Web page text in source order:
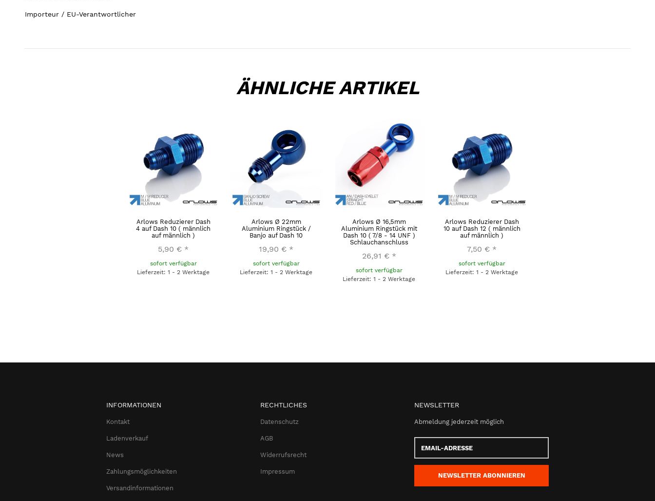
Importeur / EU-Verantwortlicher
ÄHNLICHE ARTIKEL
Arlows Reduzierer Dash
4 auf Dash 10 ( männlich
auf männlich )
5,90 € *
sofort verfügbar
Lieferzeit: 1 - 2 Werktage
Arlows Ø 22mm
Aluminium Ringstück /
Banjo auf Dash 10
19,90 € *
sofort verfügbar
Lieferzeit: 1 - 2 Werktage
Arlows Ø 16,5mm
Aluminium Ringstück mit
Dash 10 ( 7/8 - 14 UNF )
Schlauchanschluss
26,91 € *
sofort verfügbar
Lieferzeit: 1 - 2 Werktage
Arlows Reduzierer Dash
10 auf Dash 12 ( männlich
auf männlich )
7,50 € *
sofort verfügbar
Lieferzeit: 1 - 2 Werktage
INFORMATIONEN
Kontakt
Ladenverkauf
News
Zahlungsmöglichkeiten
Versandinformationen
RECHTLICHES
Datenschutz
AGB
Widerrufsrecht
Impressum
NEWSLETTER
Abmeldung jederzeit möglich
Adresse
NEWSLETTER ABONNIEREN